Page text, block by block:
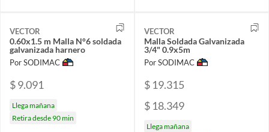
VECTOR
0.60x1.5 m Malla N°6 soldada
galvanizada harnero
Por SODIMAC
$ 9.091
Llega mañana
Retira desde 90 min
VECTOR
Malla Soldada Galvanizada
3/4" 0.9x5m
Por SODIMAC
$ 19.315
$ 18.349
Llega mañana